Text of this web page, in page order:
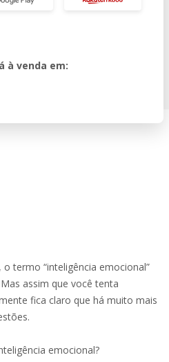
à venda em:
termo “inteligência emocional”
assim que você tenta
fica claro que há muito mais
emocional?